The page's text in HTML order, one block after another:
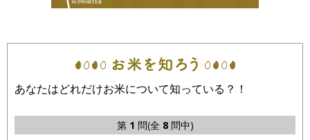
あなたはどれだけお米について知っている？！
第 1 問(全 8問中)